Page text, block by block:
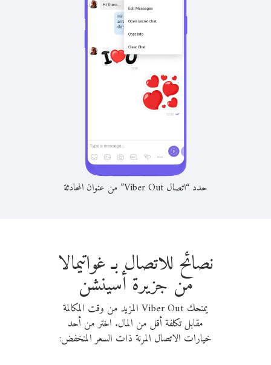
حدد “اتصال Viber Out” من عنوان المحادثة
نصائح للاتصال بـ غواتيمالا
من جزيرة أسينشن
يمنحك Viber Out المزيد من وقت المكالمة
مقابل تكلفة أقل من المال. اختر من أحد
خيارات الاتصال المرنة ذات السعر المنخفض: